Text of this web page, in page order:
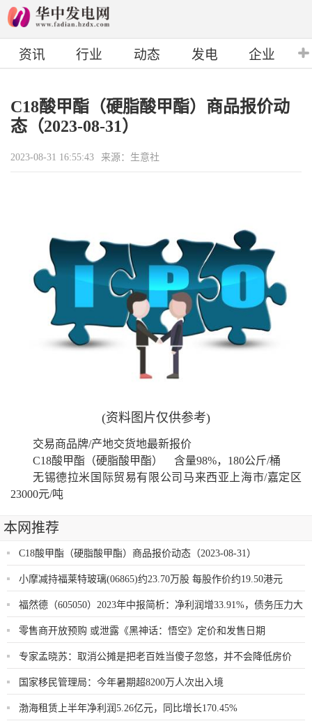
资讯 行业 动态 发电 企业
C18酸甲酯（硬脂酸甲酯）商品报价动
态（2023-08-31）
2023-08-31 16:55:43 来源：生意社
(资料图片仅供参考)
交易商品牌/产地交货地最新报价
C18酸甲酯（硬脂酸甲酯） 含量98%，180公斤/桶
无锡德拉米国际贸易有限公司马来西亚上海市/嘉定区
23000元/吨
本网推荐
C18酸甲酯（硬脂酸甲酯）商品报价动态（2023-08-31）
小摩减持福莱特玻璃(06865)约23.70万股 每股作价约19.50港元
福然德（605050）2023年中报简析：净利润增33.91%，债务压力大
零售商开放预购 或泄露《黑神话：悟空》定价和发售日期
专家孟晓苏：取消公摊是把老百姓当傻子忽悠，并不会降低房价
国家移民管理局：今年暑期超8200万人次出入境
渤海租赁上半年净利润5.26亿元，同比增长170.45%